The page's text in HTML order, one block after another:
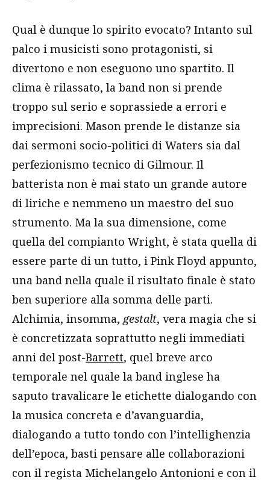
Qual è dunque lo spirito evocato? Intanto sul
palco i musicisti sono protagonisti, si
divertono e non eseguono uno spartito. Il
clima è rilassato, la band non si prende
troppo sul serio e soprassiede a errori e
imprecisioni. Mason prende le distanze sia
dai sermoni socio-politici di Waters sia dal
perfezionismo tecnico di Gilmour. Il
batterista non è mai stato un grande autore
di liriche e nemmeno un maestro del suo
strumento. Ma la sua dimensione, come
quella del compianto Wright, è stata quella di
essere parte di un tutto, i Pink Floyd appunto,
una band nella quale il risultato finale è stato
ben superiore alla somma delle parti.
Alchimia, insomma, gestalt, vera magia che si
è concretizzata soprattutto negli immediati
anni del post-Barrett, quel breve arco
temporale nel quale la band inglese ha
saputo travalicare le etichette dialogando con
la musica concreta e d’avanguardia,
dialogando a tutto tondo con l’intellighenzia
dell’epoca, basti pensare alle collaborazioni
con il regista Michelangelo Antonioni e con il